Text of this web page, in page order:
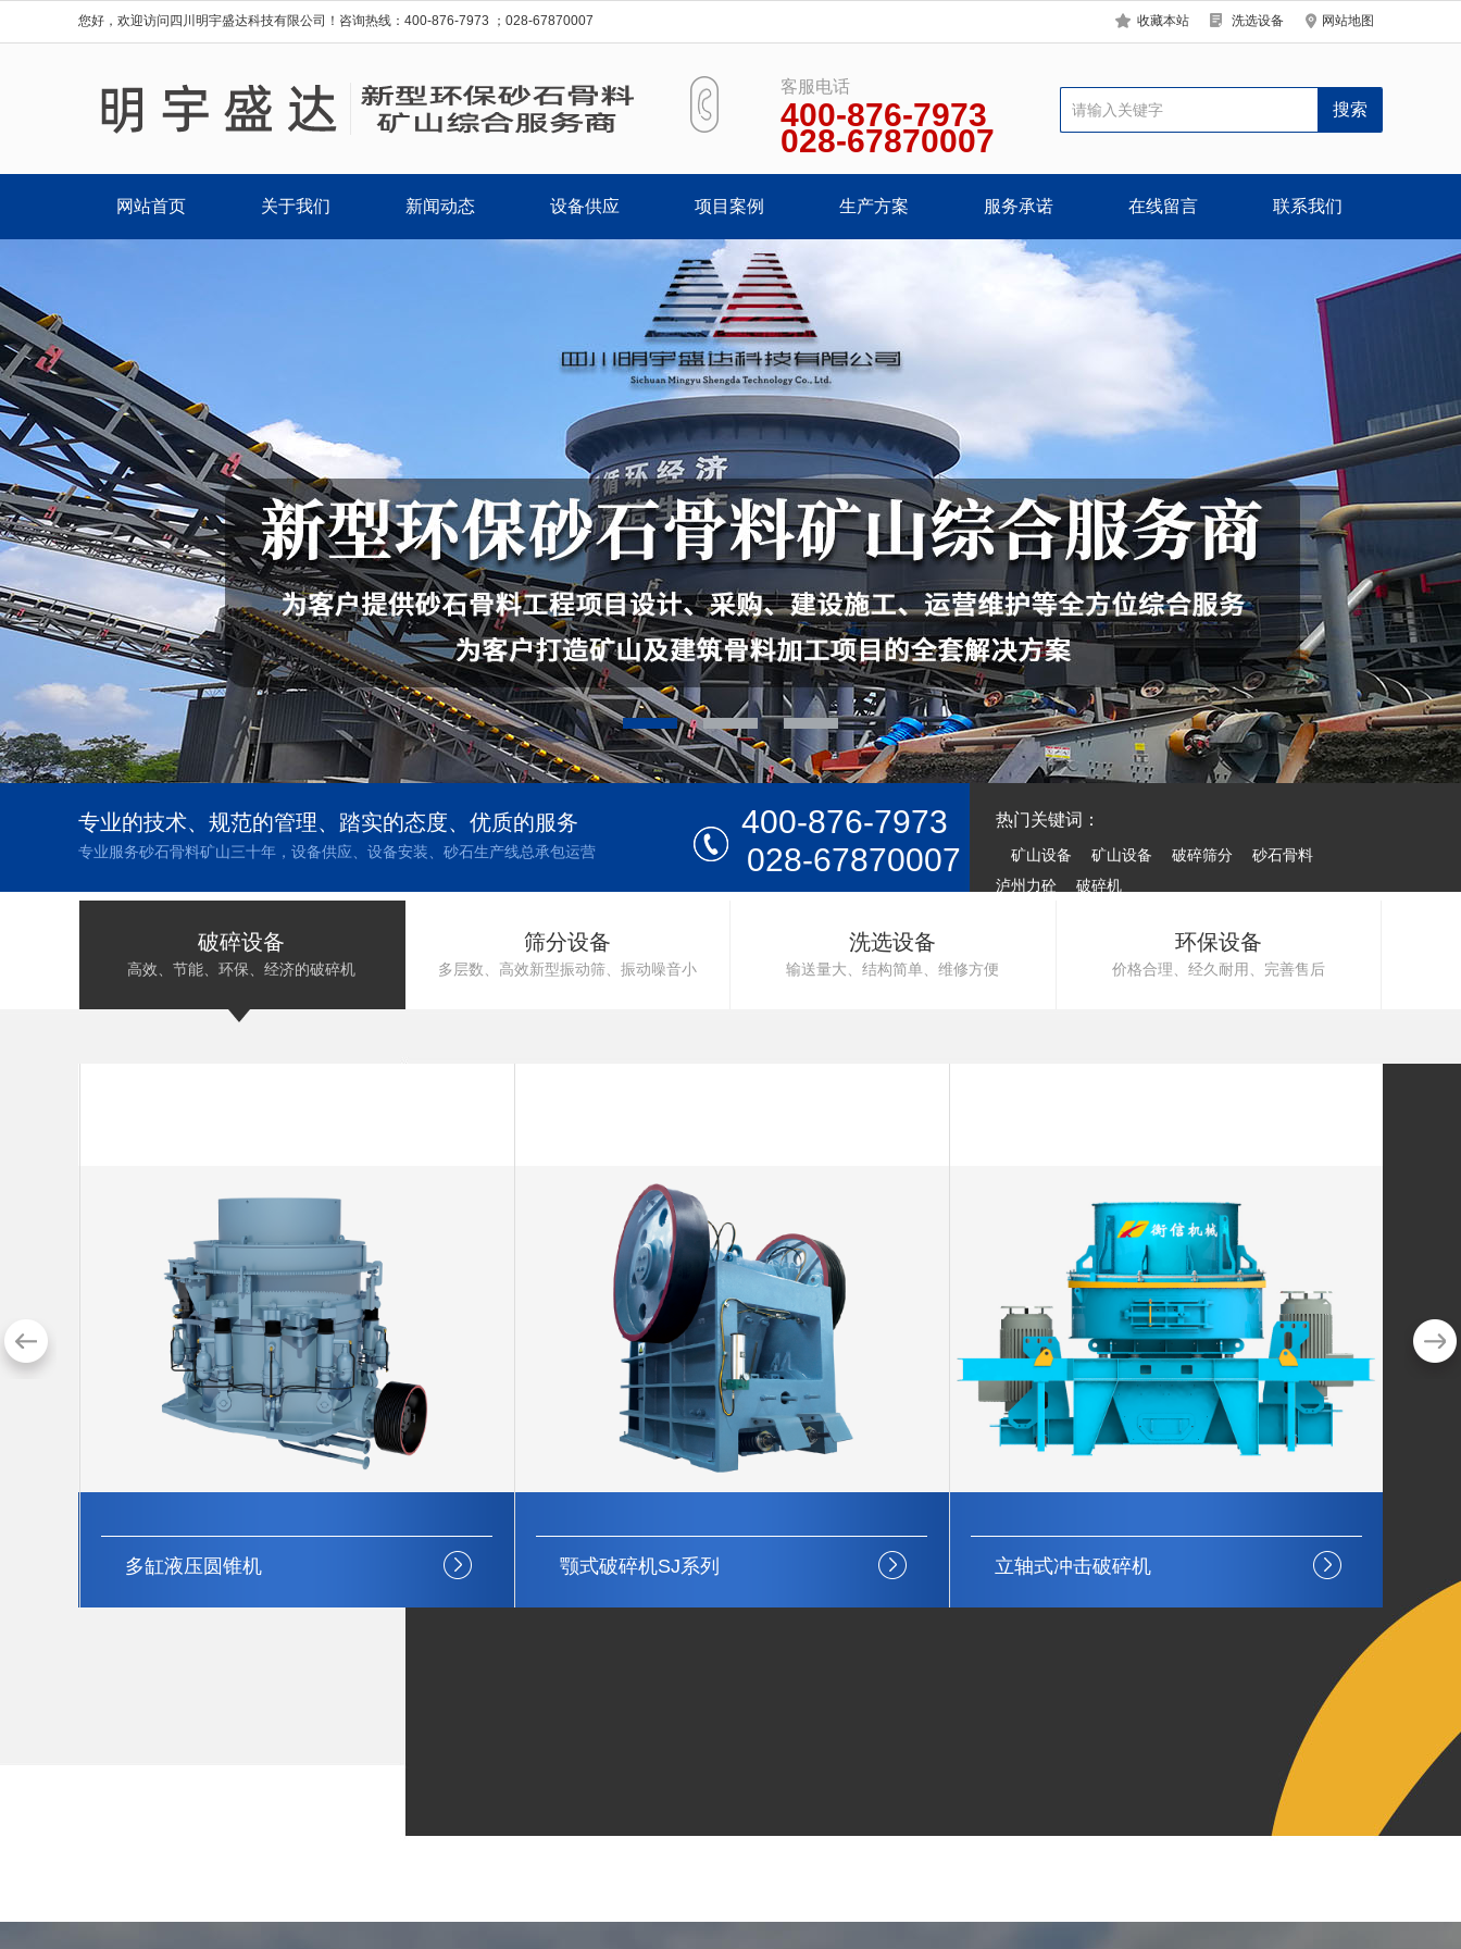
您好，欢迎访问四川明宇盛达科技有限公司！咨询热线：400-876-7973 ；028-67870007 收藏本站 洗选设备 网站地图
客服电话
400-876-7973
028-67870007
网站首页 关于我们 新闻动态 设备供应 项目案例 生产方案 服务承诺 在线留言 联系我们
专业的技术、规范的管理、踏实的态度、优质的服务
专业服务砂石骨料矿山三十年，设备供应、设备安装、砂石生产线总承包运营
400-876-7973
028-67870007
热门关键词：
矿山设备 矿山设备 破碎筛分
砂石骨料
泸州力砼
破碎机
破碎设备
高效、节能、环保、经济的破碎机
筛分设备
多层数、高效新型振动筛、振动噪音小
洗选设备
输送量大、结构简单、维修方便
环保设备
价格合理、经久耐用、完善售后
多缸液压圆锥机 颚式破碎机SJ系列 立轴式冲击破碎机